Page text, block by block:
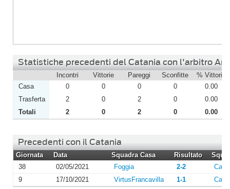
Statistiche precedenti del Catania con l'arbitro
Incontri Vittorie Pareggi Sconfitte % Vittorie
Casa
0 0 0 0
0.00
Trasferta
2 0 2 0
0.00
Totali
2 0 2 0 0.00
Precedenti con il Catania
Giornata Data Squadra Casa Risultato
38
02/05/2021 Foggia 2-2
9
17/10/2021 VirtusFrancavilla 1-1